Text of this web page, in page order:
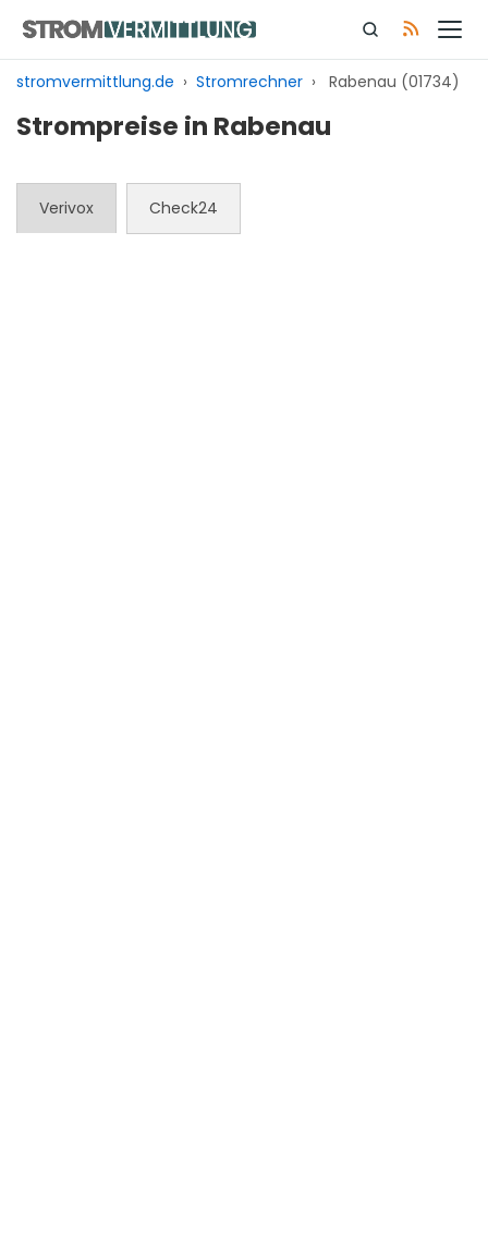
Inhalt
springen
stromvermittlung.de › Stromrechner › Rabenau (01734)
Strompreise in Rabenau
Verivox Check24